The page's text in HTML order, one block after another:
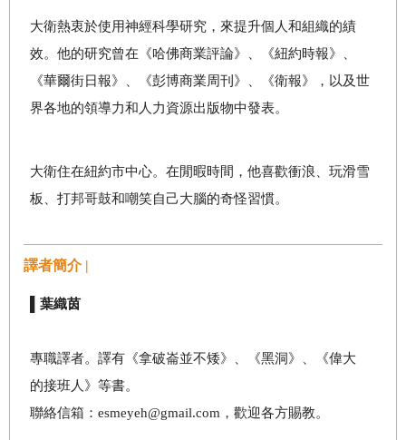
大衛熱衷於使用神經科學研究，來提升個人和組織的績
效。他的研究曾在《哈佛商業評論》、《紐約時報》、
《華爾街日報》、《彭博商業周刊》、《衛報》，以及世
界各地的領導力和人力資源出版物中發表。
大衛住在紐約市中心。在閒暇時間，他喜歡衝浪、玩滑雪
板、打邦哥鼓和嘲笑自己大腦的奇怪習慣。
譯者簡介 |
▌葉織茵
專職譯者。譯有《拿破崙並不矮》、《黑洞》、《偉大
的接班人》等書。
聯絡信箱：esmeyeh@gmail.com，歡迎各方賜教。